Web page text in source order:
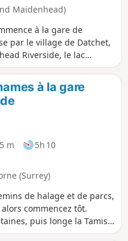
Maidenhead)
à la gare de
par le village de Datchet,
Riverside, le lac
Eton High Street et le
longue des cinq parties,
à la gare
m
5h 10
(Surrey)
de halage et de parcs,
commencez tôt.
puis longe la Tamise